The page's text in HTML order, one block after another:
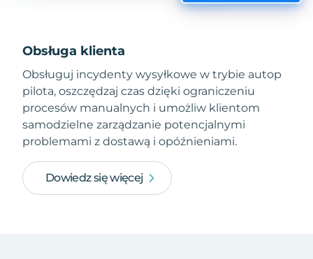
Obsługa klienta
Obsługuj incydenty wysyłkowe w trybie autop
pilota, oszczędzaj czas dzięki ograniczeniu
procesów manualnych i umożliw klientom
samodzielne zarządzanie potencjalnymi
problemami z dostawą i opóźnieniami.
Dowiedz się więcej